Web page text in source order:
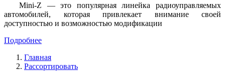
Mini-Z — это популярная линейка радиоуправляемых
автомобилей, которая привлекает внимание своей
доступностью и возможностью модификации
Подробнее
Главная
Рассортировать